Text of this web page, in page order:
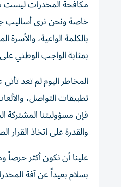
مكافحة المخدرات ليست
خاصة ونحن نرى أساليب
بالكلمة الواعية،
بمثابة الواجب الوطني
المخاطر اليوم لم تعد
تطبيقات التواصل،
فإن مسؤوليتنا المشتركة
والقدرة على اتخاذ القرار
علينا أن نكون أكثر حرصاً
بسلام بعيداً عن آفة